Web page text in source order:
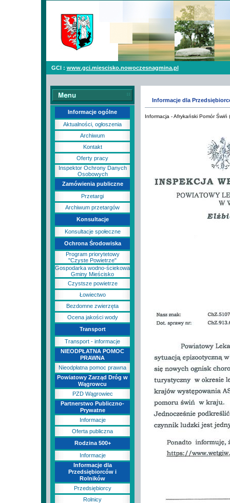
GCI : www.gci.miescisko.nowoczesnagmina.pl
Informacje ogólne
Aktualności, ogłoszenia
Archiwum
Kontakt
Oferty pracy
Inspektor Ochrony Danych
Osobowych
Zamówienia publiczne
Przetargi
Archiwum przetargów
Konsultacje
Konsultacje społeczne
Ochrona Środowiska
Program priorytetowy
"Czyste Powietrze"
Gospodarka wodno-ściekowa
Gminy Mieścisko
Czystsze powietrze
Łowiectwo
Bezdomne zwierzęta
Ocena jakości wody
Transport
Transport - informacje
NIEODPŁATNA POMOC
PRAWNA
Nieodpłatna pomoc prawna
Powiatowy Zarząd Dróg w
Wągrowcu
PZD Wągrowiec
Partnerstwo Publiczno-
Prywatne
Informacje
Oferta publiczna
Rodzina 500+
Informacje
Informacje dla
Przedsiębiorców i
Rolników
Przedsiębiorcy
Rolnicy
Informacje dla
Informacja - Afrykański Pomór Świń